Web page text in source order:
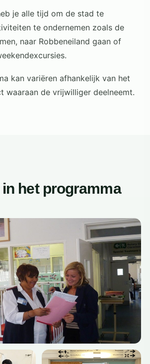
je alle tijd om de stad te
te ondernemen zoals de
naar Robbeneiland gaan of
kan variëren afhankelijk van het
waaraan de vrijwilliger deelneemt.
het programma